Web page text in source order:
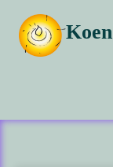
naar
inhoud